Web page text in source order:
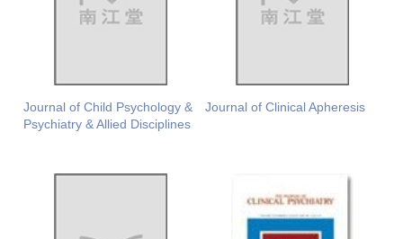
Journal of Child Psychology &
Psychiatry & Allied Disciplines
Journal of Clinical Apheresis